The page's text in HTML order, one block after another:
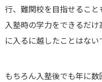
行、難関校を目指せること
入塾時の学力をできるだ
に入るに越したことはない
もちろん入塾後でも年に